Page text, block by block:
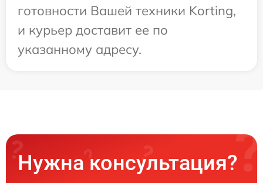
готовности Вашей техники Korting,
и курьер доставит ее по
указанному адресу.
Нужна консультация?